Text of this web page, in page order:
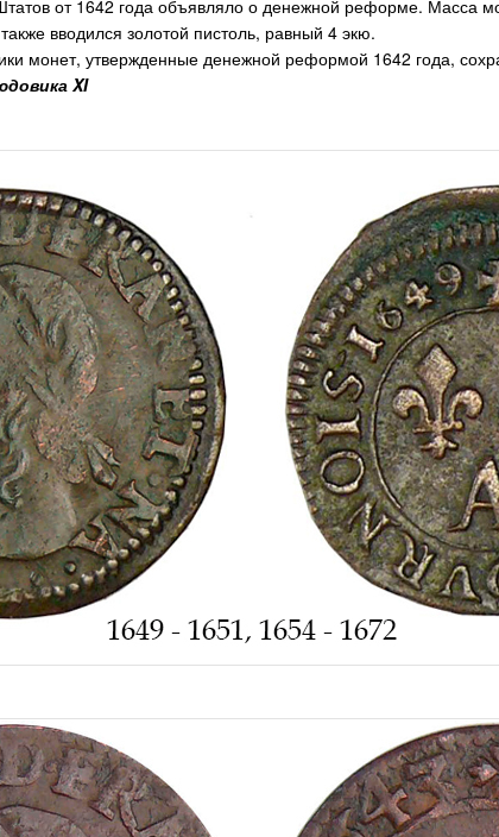
от 1642 года объявляло о денежной реформе. Масса
вводился золотой пистоль, равный 4 экю.
монет, утвержденные денежной реформой 1642 года,
XI